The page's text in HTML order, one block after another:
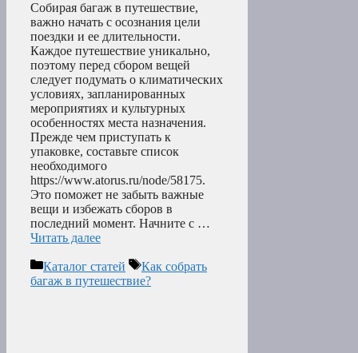
Собирая багаж в путешествие,
важно начать с осознания цели
поездки и ее длительности.
Каждое путешествие уникально,
поэтому перед сбором вещей
следует подумать о климатических
условиях, запланированных
мероприятиях и культурных
особенностях места назначения.
Прежде чем приступать к
упаковке, составьте список
необходимого
https://www.atorus.ru/node/58175.
Это поможет не забыть важные
вещи и избежать сборов в
последний момент. Начните с …
Читать далее
Рубрики
Каталог статей Метки
Как собрать
багаж в путешествие?